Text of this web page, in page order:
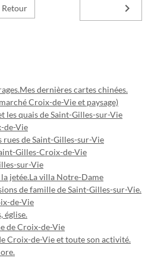
Retour
Mes dernières cartes chinées.
Croix-de-Vie et paysage)
les quais de Saint-Gilles-sur-Vie
de-Vie
rues de Saint-Gilles-sur-Vie
Gilles-Croix-de-Vie
sur-Vie
jetée.La villa Notre-Dame
de famille de Saint-Gilles-sur-Vie.
de-Vie
église.
de Croix-de-Vie
Croix-de-Vie et toute son activité.